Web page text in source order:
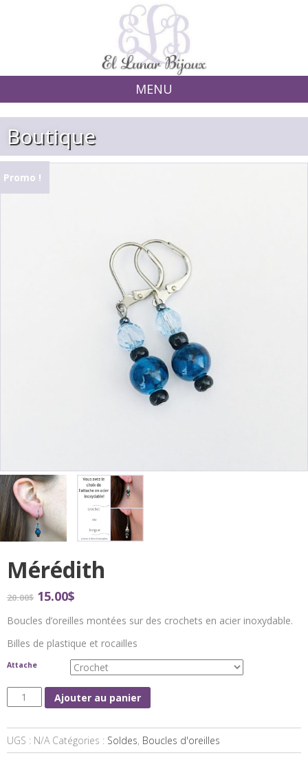
MENU
Boutique
Promo !
Mérédith
20.00$ 15.00$
Boucles d’oreilles montées sur des crochets en acier inoxydable.
Billes de plastique et rocailles
Attache
Ajouter au panier
UGS : N/A Catégories : Soldes, Boucles d'oreilles